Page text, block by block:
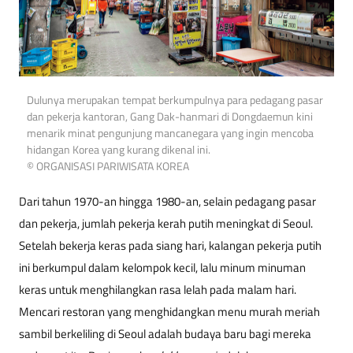
Dulunya merupakan tempat berkumpulnya para pedagang pasar
dan pekerja kantoran, Gang Dak-hanmari di Dongdaemun kini
menarik minat pengunjung mancanegara yang ingin mencoba
hidangan Korea yang kurang dikenal ini.
© ORGANISASI PARIWISATA KOREA
Dari tahun 1970-an hingga 1980-an, selain pedagang pasar
dan pekerja, jumlah pekerja kerah putih meningkat di Seoul.
Setelah bekerja keras pada siang hari, kalangan pekerja putih
ini berkumpul dalam kelompok kecil, lalu minum minuman
keras untuk menghilangkan rasa lelah pada malam hari.
Mencari restoran yang menghidangkan menu murah meriah
sambil berkeliling di Seoul adalah budaya baru bagi mereka